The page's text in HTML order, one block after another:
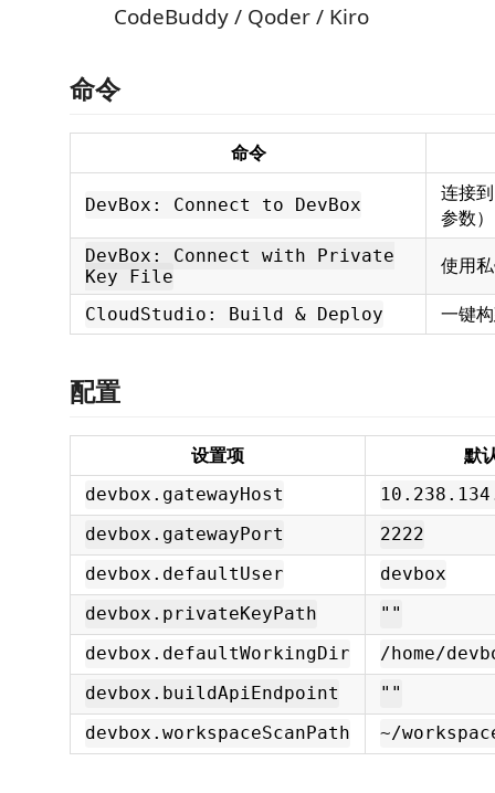
CodeBuddy / Qoder / Kiro
命令
命令
DevBox: Connect to DevBox
连接
参数）
DevBox: Connect with Private
Key File
使用
CloudStudio: Build & Deploy 一键
配置
设置项 默
devbox.gatewayHost
devbox.gatewayPort
2222
devbox.defaultUser
devbox
devbox.privateKeyPath
""
devbox.defaultWorkingDir
/home/
devbox.buildApiEndpoint
""
devbox.workspaceScanPath
~/